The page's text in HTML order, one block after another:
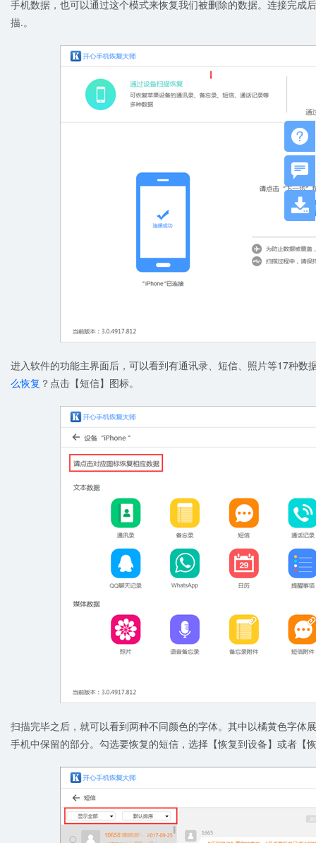
手机数据，也可以通过这个模式来恢复我们被删除的数据。连接完成
描.。
进入软件的功能主界面后，可以看到有通讯录、短信、照片等17种数
么恢复 ？点击【短信】图标。
扫描完毕之后，就可以看到两种不同颜色的字体。其中以橘黄色字体
手机中保留的部分。勾选要恢复的短信，选择【恢复到设备】或者【


